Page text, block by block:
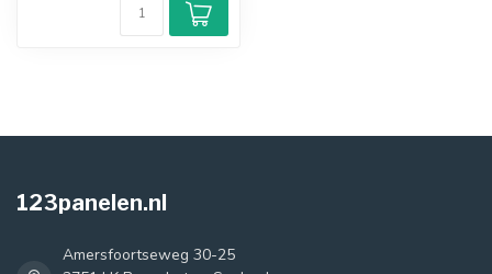
123panelen.nl
Amersfoortseweg 30-25